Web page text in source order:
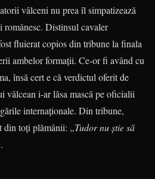
vâlceni nu prea îl simpatizează
Distinsul cavaler
fluierat copios din tribune la finala
ambelor formaţii. Ce-or fi având cu
însă cert e că verdictul oferit de
vâlcean i-ar lăsa mască pe oficialii
internaţionale. Din tribune,
din toţi plămânii: „Tudor nu ştie să
.